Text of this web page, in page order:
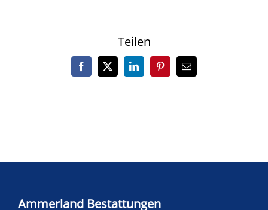
Teilen
Facebook
X LinkedInPinterest
E-
Mail
Ammerland Bestattungen